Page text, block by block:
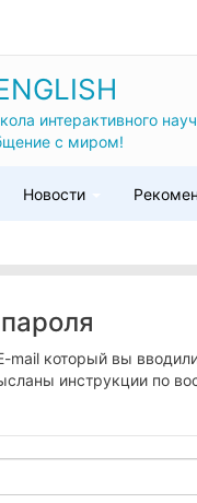
интерактивного
с миром!
Новости
mail который вы
инструкции по